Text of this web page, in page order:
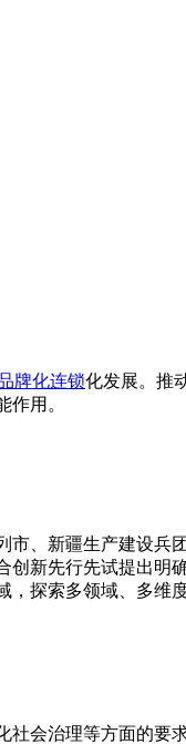
牌化连锁化发展。推
作用。
、新疆生产建设兵
新先行先试提出明
探索多领域、多维
会治理等方面的要